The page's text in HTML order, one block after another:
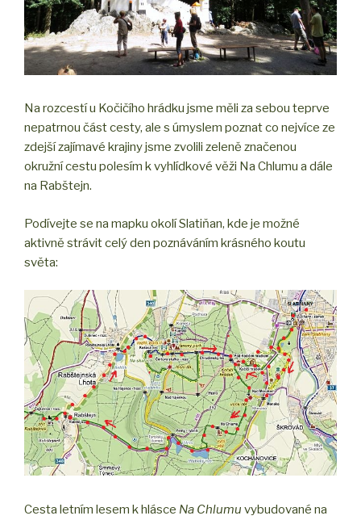
Na rozcestí u Kočičího hrádku jsme měli za sebou teprve
nepatrnou část cesty, ale s úmyslem poznat co nejvíce ze
zdejší zajímavé krajiny jsme zvolili zeleně značenou
okružní cestu polesím k vyhlídkové věži Na Chlumu a dále
na Rabštejn.
Podívejte se na mapku okolí Slatiňan, kde je možné
aktivně strávit celý den poznáváním krásného koutu
světa:
Cesta letním lesem k hlásce Na Chlumu vybudované na